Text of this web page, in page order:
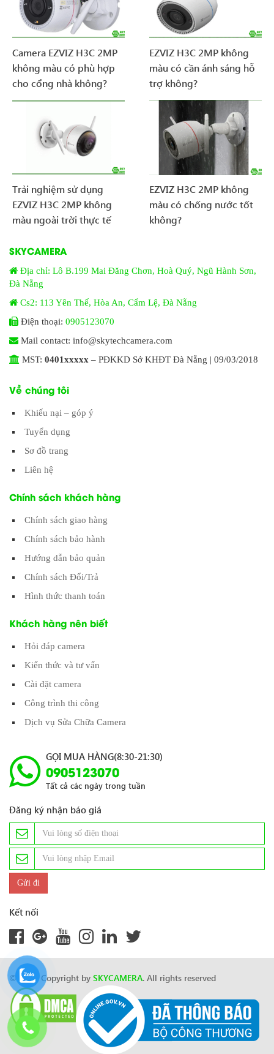
Camera EZVIZ H3C 2MP
không màu có phù hợp
cho cổng nhà không?
EZVIZ H3C 2MP không
màu có cần ánh sáng hỗ
trợ không?
Trải nghiệm sử dụng
EZVIZ H3C 2MP không
màu ngoài trời thực tế
EZVIZ H3C 2MP không
màu có chống nước tốt
không?
SKYCAMERA
Địa chỉ: Lô B.199 Mai Đăng Chơn, Hoà Quý, Ngũ Hành Sơn,
Đà Nẵng
Cs2: 113 Yên Thế, Hòa An, Cẩm Lệ, Đà Nẵng
Điện thoại: 0905123070
Mail contact: info@skytechcamera.com
MST: 0401xxxxx – PĐKKD Sở KHĐT Đà Nẵng | 09/03/2018
Về chúng tôi
Khiếu nại – góp ý
Tuyển dụng
Sơ đồ trang
Liên hệ
Chính sách khách hàng
Chính sách giao hàng
Chính sách bảo hành
Hướng dẫn bảo quản
Chính sách Đổi/Trả
Hình thức thanh toán
Khách hàng nên biết
Hỏi đáp camera
Kiến thức và tư vấn
Cài đặt camera
Công trình thi công
Dịch vụ Sửa Chữa Camera
GỌI MUA HÀNG(8:30-21:30)
0905123070
Tất cả các ngày trong tuần
Đăng ký nhận báo giá
Kết nối
© 2024 Copyright by SKYCAMERA. All rights reserved